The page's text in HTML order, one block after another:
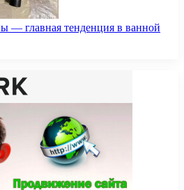
— главная тенденция в ванной